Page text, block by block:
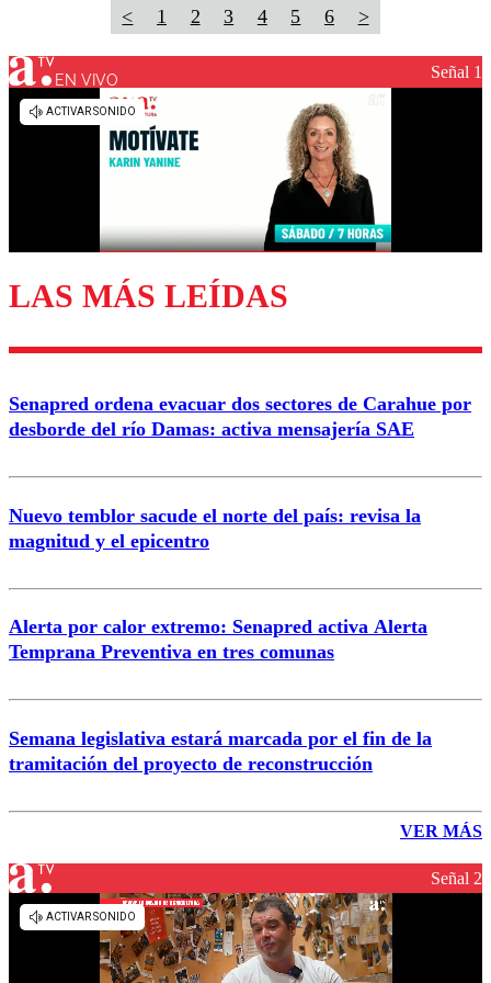
< 1 2 3 4 5 6 >
EN VIVO Señal 1
LAS MÁS LEÍDAS
Senapred ordena evacuar dos sectores de Carahue por
desborde del río Damas: activa mensajería SAE
Nuevo temblor sacude el norte del país: revisa la
magnitud y el epicentro
Alerta por calor extremo: Senapred activa Alerta
Temprana Preventiva en tres comunas
Semana legislativa estará marcada por el fin de la
tramitación del proyecto de reconstrucción
VER MÁS
Señal 2